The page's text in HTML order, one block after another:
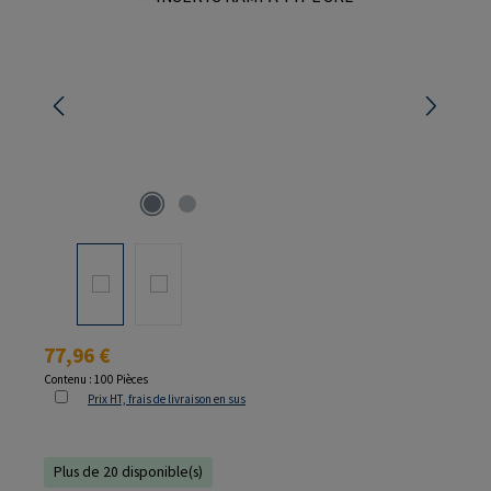
Prix régulier :
77,96 €
Contenu : 100 Pièces
Prix HT, frais de livraison en sus
Plus de 20 disponible(s)